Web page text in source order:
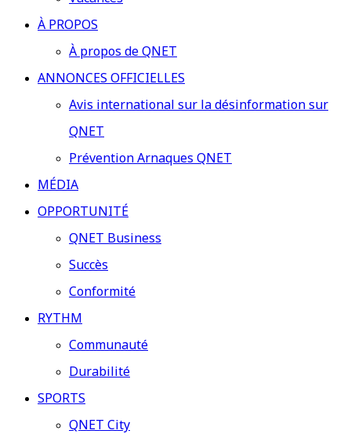
À PROPOS
À propos de QNET
ANNONCES OFFICIELLES
Avis international sur la désinformation sur
QNET
Prévention Arnaques QNET
MÉDIA
OPPORTUNITÉ
QNET Business
Succès
Conformité
RYTHM
Communauté
Durabilité
SPORTS
QNET City